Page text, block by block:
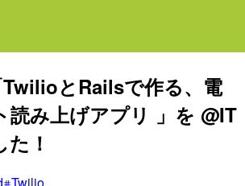
とRailsで作る、電
読み上げアプリ 」を @IT
！
Twilio